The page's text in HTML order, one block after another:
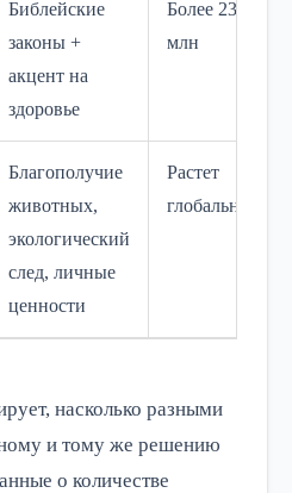
Библейские
законы +
акцент на
здоровье
Более 23
млн
Благополучие
животных,
экологический
след, личные
ценности
Растет
глобально
насколько разными
и тому же решению
о количестве